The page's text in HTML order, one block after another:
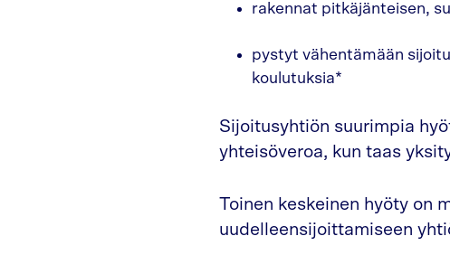
rakennat pitkäjänteisen,
pystyt vähentämään
koulutuksia*
Sijoitusyhtiön suurimpia
yhteisöveroa, kun taas
Toinen keskeinen hyöty on
uudelleensijoittamiseen